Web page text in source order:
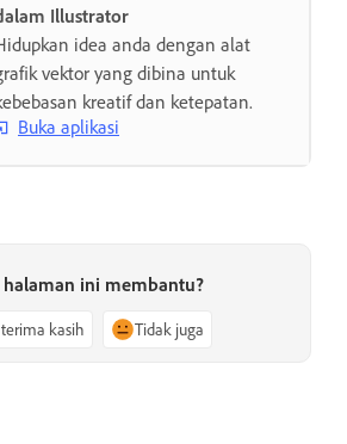
Illustrator
idea anda dengan alat
vektor yang dibina untuk
kreatif dan ketepatan.
Buka aplikasi
ini membantu?
terima kasih Tidak juga